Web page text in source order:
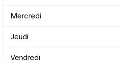
Mercredi
Jeudi
Vendredi